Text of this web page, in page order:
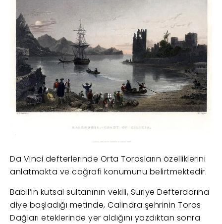
Da Vinci defterlerinde Orta Torosların özelliklerini
anlatmakta ve coğrafi konumunu belirtmektedir.
Babil’in kutsal sultanının vekili, Suriye Defterdarına
diye başladığı metinde, Calindra şehrinin Toros
Dağları eteklerinde yer aldığını yazdıktan sonra